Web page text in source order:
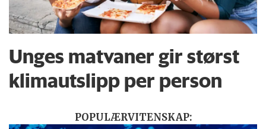
Unges matvaner gir størst
klimautslipp per person
POPULÆRVITENSKAP: